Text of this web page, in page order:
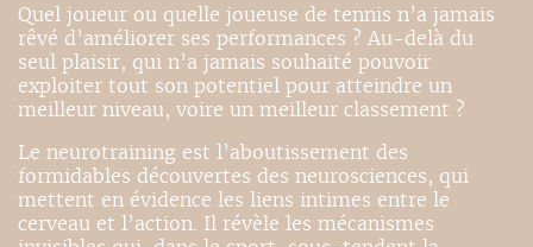
Quel joueur ou quelle joueuse de tennis n’a jamais
rêvé d’améliorer ses performances ? Au-delà du
seul plaisir, qui n’a jamais souhaité pouvoir
exploiter tout son potentiel pour atteindre un
meilleur niveau, voire un meilleur classement ?
Le neurotraining est l’aboutissement des
formidables découvertes des neurosciences, qui
mettent en évidence les liens intimes entre le
cerveau et l’action. Il révèle les mécanismes